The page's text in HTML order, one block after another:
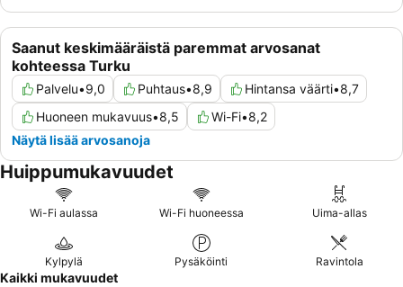
Saanut keskimääräistä paremmat arvosanat
kohteessa Turku
Palvelu•9,0 Puhtaus•8,9 Hintansa väärti•8,7
Huoneen mukavuus•8,5 Wi-Fi•8,2
Näytä lisää arvosanoja
Huippumukavuudet
Wi-Fi aulassa Wi-Fi huoneessa Uima-allas
Kylpylä Pysäköinti Ravintola
Kaikki mukavuudet